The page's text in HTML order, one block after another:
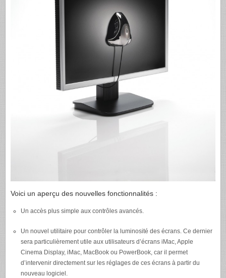
Voici un aperçu des nouvelles fonctionnalités :
Un accès plus simple aux contrôles avancés.
Un nouvel utilitaire pour contrôler la luminosité des écrans. Ce dernier
sera particulièrement utile aux utilisateurs d’écrans iMac, Apple
Cinema Display, iMac, MacBook ou PowerBook, car il permet
d’intervenir directement sur les réglages de ces écrans à partir du
nouveau logiciel.